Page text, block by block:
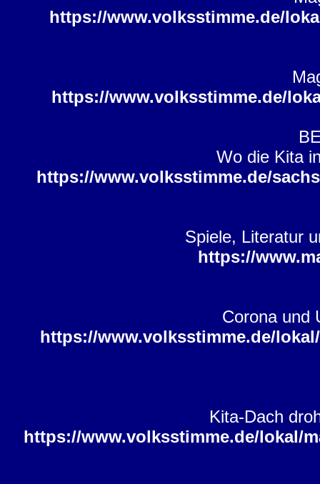
https://www.volksstimme.de/
https://www.volksstimme.de/
Wo die Kita
https://www.volksstimme.de/
Spiele, Literatur
https://
Corona und
https://www.volksstimme.de/
Kita-Dach
https://www.volksstimme.de/lokal/